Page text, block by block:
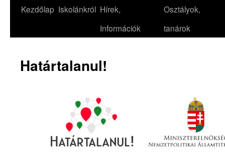
Kezdőlap Iskolánkról Hírek,
Információk
Osztályok,
tanárok
Határtalanul!